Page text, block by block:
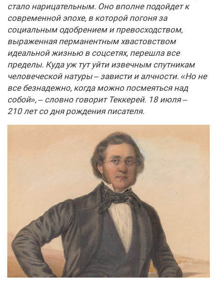
стало нарицательным. Оно вполне подойдет к
современной эпохе, в которой погоня за
социальным одобрением и превосходством,
выраженная перманентным хвастовством
идеальной жизнью в соцсетях, перешла все
пределы. Куда уж тут уйти извечным спутникам
человеческой натуры – зависти и алчности. «Но не
все безнадежно, когда можно посмеяться над
собой», – словно говорит Теккерей. 18 июля –
210 лет со дня рождения писателя.